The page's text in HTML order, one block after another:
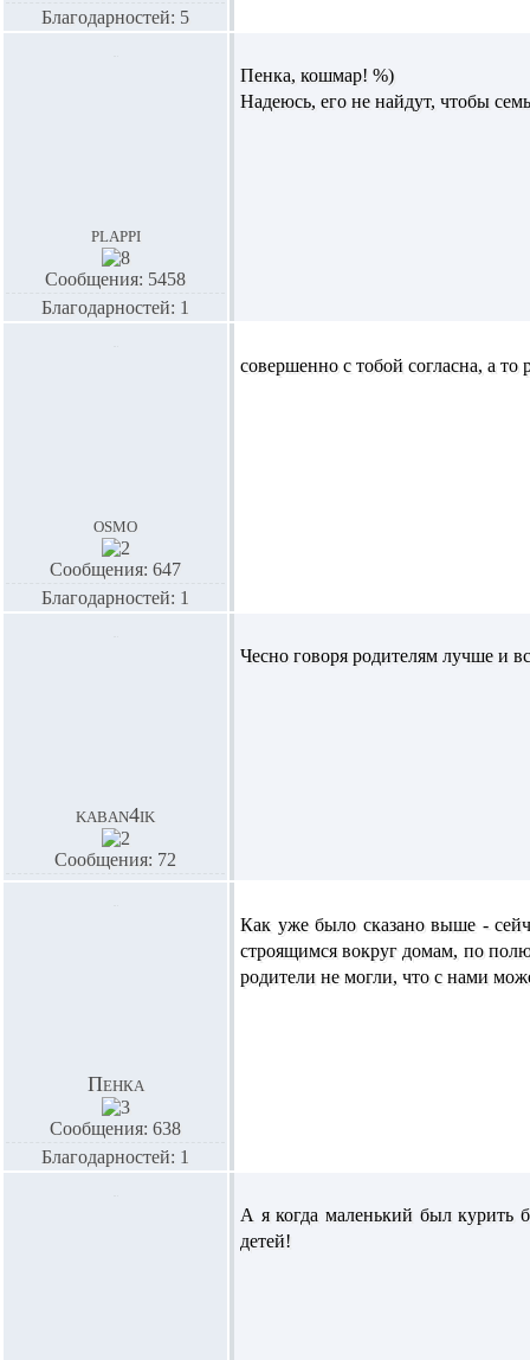
Благодарностей: 5
plappi
Сообщения: 5458
Благодарностей: 1
Пенка, кошмар! %)
Надеюсь, его не найдут, чтобы
osmo
Сообщения: 647
Благодарностей: 1
совершенно с тобой согласна, а
kaban4ik
Сообщения: 72
Чесно говоря родителям лучше и
Пенка
Сообщения: 638
Благодарностей: 1
Как уже было сказано выше -
строящимся вокруг домам, по
родители не могли, что с нами
А я когда маленький был курить
детей!